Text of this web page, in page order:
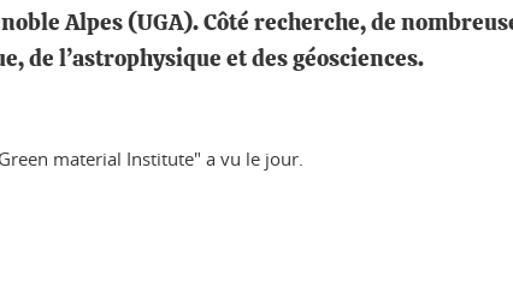
Alpes (UGA). Côté recherche, de
de l’astrophysique et des géosciences.
material Institute" a vu le jour.